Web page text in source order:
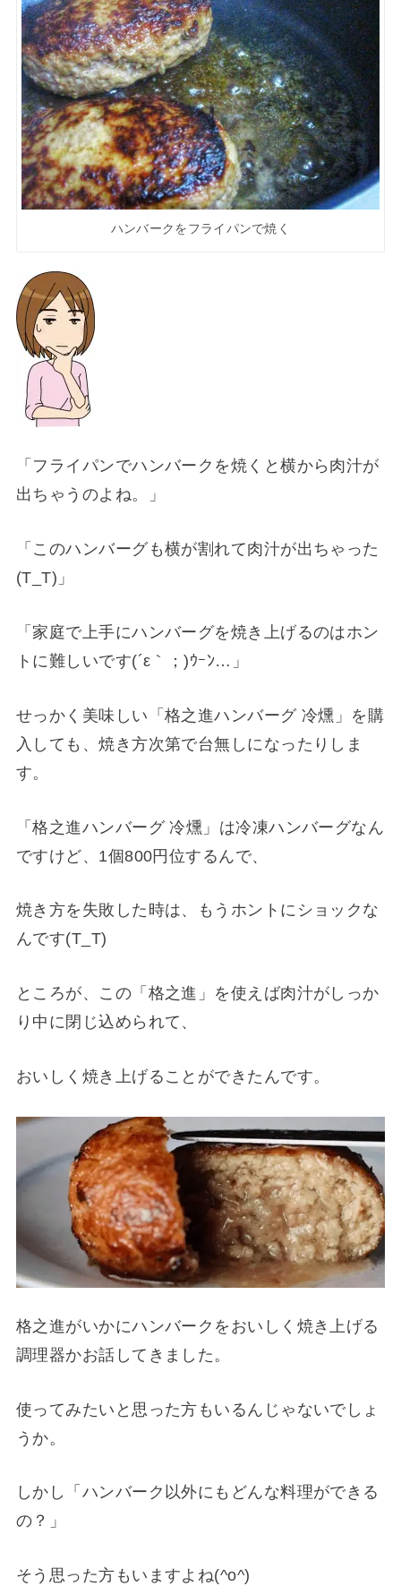
ハンバークをフライパンで焼く
「フライパンでハンバークを焼くと横から肉汁が
出ちゃうのよね。」
「このハンバーグも横が割れて肉汁が出ちゃった
(T_T)」
「家庭で上手にハンバーグを焼き上げるのはホン
トに難しいです(´ε｀；)ｳｰﾝ…」
せっかく美味しい「格之進ハンバーグ 冷燻」を購
入しても、焼き方次第で台無しになったりしま
す。
「格之進ハンバーグ 冷燻」は冷凍ハンバーグなん
ですけど、1個800円位するんで、
焼き方を失敗した時は、もうホントにショックな
んです(T_T)
ところが、この「格之進」を使えば肉汁がしっか
り中に閉じ込められて、
おいしく焼き上げることができたんです。
格之進がいかにハンバークをおいしく焼き上げる
調理器かお話してきました。
使ってみたいと思った方もいるんじゃないでしょ
うか。
しかし「ハンバーク以外にもどんな料理ができる
の？」
そう思った方もいますよね(^o^)